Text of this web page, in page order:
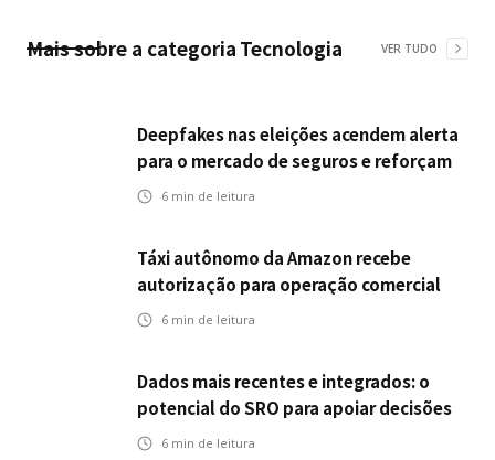
Mais sobre a categoria Tecnologia VER TUDO
Deepfakes nas eleições acendem alerta
para o mercado de seguros e reforçam
desafios da inteligência artificial
6 min de leitura
Táxi autônomo da Amazon recebe
autorização para operação comercial
nos EUA: como a circulação desses
6 min de leitura
Dados mais recentes e integrados: o
potencial do SRO para apoiar decisões
nas seguradoras
6 min de leitura